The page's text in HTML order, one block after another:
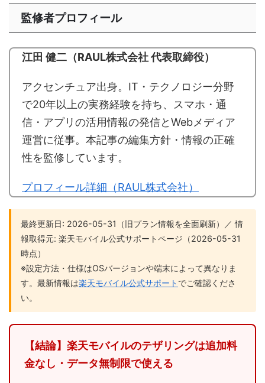
監修者プロフィール
江田 健二（RAUL株式会社 代表取締役）
アクセンチュア出身。IT・テクノロジー分野
で20年以上の実務経験を持ち、スマホ・通
信・アプリの活用情報の発信とWebメディア
運営に従事。本記事の編集方針・情報の正確
性を監修しています。
プロフィール詳細（RAUL株式会社）
最終更新日: 2026-05-31（旧プラン情報を全面刷新）／ 情
報取得元: 楽天モバイル公式サポートページ（2026-05-31
時点）
※設定方法・仕様はOSバージョンや端末によって異なりま
す。最新情報は楽天モバイル公式サポート でご確認くださ
い。
【結論】楽天モバイルのテザリングは追加料
金なし・データ無制限で使える